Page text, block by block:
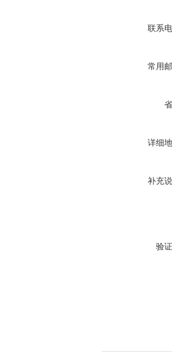
联系
常用
详细
补充
验